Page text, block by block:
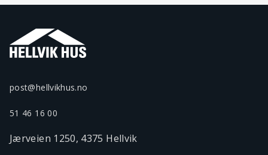
post@hellvikhus.no
51 46 16 00
Jærveien 1250, 4375 Hellvik